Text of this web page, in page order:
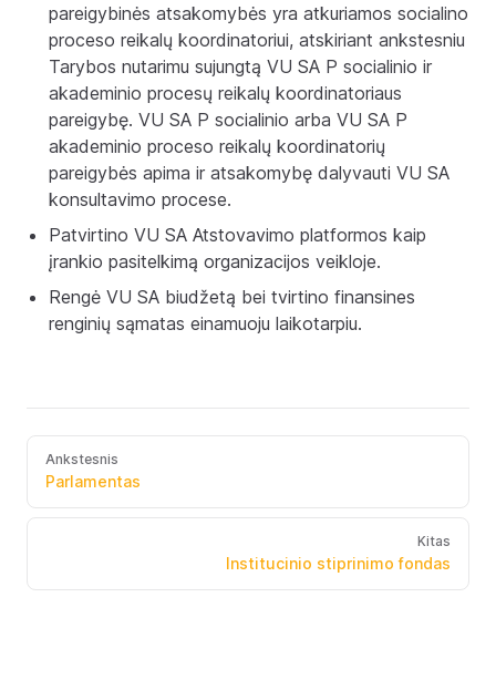
pareigybinės atsakomybės yra atkuriamos socialino
proceso reikalų koordinatoriui, atskiriant ankstesniu
Tarybos nutarimu sujungtą VU SA P socialinio ir
akademinio procesų reikalų koordinatoriaus
pareigybę. VU SA P socialinio arba VU SA P
akademinio proceso reikalų koordinatorių
pareigybės apima ir atsakomybę dalyvauti VU SA
konsultavimo procese.
Patvirtino VU SA Atstovavimo platformos kaip
įrankio pasitelkimą organizacijos veikloje.
Rengė VU SA biudžetą bei tvirtino finansines
renginių sąmatas einamuoju laikotarpiu.
Ankstesnis
Parlamentas
Kitas
Institucinio stiprinimo fondas